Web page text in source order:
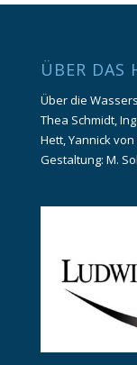
ÜBER DAS
Über die
Thea Schmidt,
Hett, Yannick
Gestaltung: M.